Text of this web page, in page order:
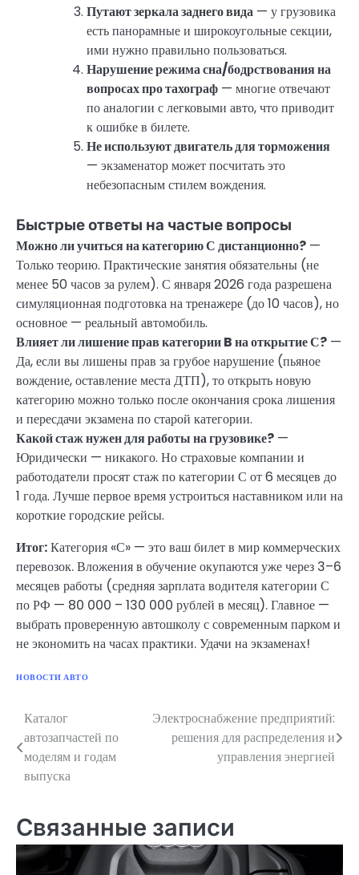
Путают зеркала заднего вида — у грузовика
есть панорамные и широкоугольные секции,
ими нужно правильно пользоваться.
Нарушение режима сна/бодрствования на
вопросах про тахограф — многие отвечают
по аналогии с легковыми авто, что приводит
к ошибке в билете.
Не используют двигатель для торможения
— экзаменатор может посчитать это
небезопасным стилем вождения.
Быстрые ответы на частые вопросы
Можно ли учиться на категорию С дистанционно? —
Только теорию. Практические занятия обязательны (не
менее 50 часов за рулем). С января 2026 года разрешена
симуляционная подготовка на тренажере (до 10 часов), но
основное — реальный автомобиль.
Влияет ли лишение прав категории B на открытие С? —
Да, если вы лишены прав за грубое нарушение (пьяное
вождение, оставление места ДТП), то открыть новую
категорию можно только после окончания срока лишения
и пересдачи экзамена по старой категории.
Какой стаж нужен для работы на грузовике? —
Юридически — никакого. Но страховые компании и
работодатели просят стаж по категории С от 6 месяцев до
1 года. Лучше первое время устроиться наставником или на
короткие городские рейсы.
Итог:Категория «С» — это ваш билет в мир коммерческих
перевозок. Вложения в обучение окупаются уже через 3–6
месяцев работы (средняя зарплата водителя категории С
по РФ — 80 000 – 130 000 рублей в месяц). Главное —
выбрать проверенную автошколу с современным парком и
не экономить на часах практики. Удачи на экзаменах!
НОВОСТИ АВТО
Навигация
по
записям
Каталог
автозапчастей по
моделям и годам
выпуска
Электроснабжение предприятий:
решения для распределения и
управления энергией
Связанные записи